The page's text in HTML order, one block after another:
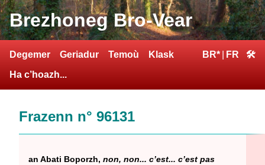
Brezhoneg Bro-Vear
Degemer Geriadur Temoù
Klask
Ha c’hoazh...
BR* FR 🛠
Frazenn n° 96131
an Abati Boporzh, non, non... c’est... c’est pas